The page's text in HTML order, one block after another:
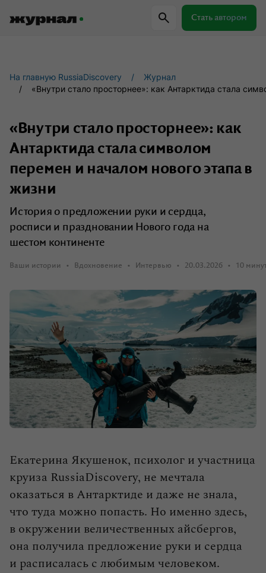
Стать автором
Журнал RussiaDiscovery
Пишем о России, чтобы родная земля
Авторы
Сотрудничаем с мастерами слова,
Выбрать тур
На главную RussiaDiscovery
Журнал
«Внутри стало просторнее»: как Антарктида стала
«Внутри стало просторнее»: как
Антарктида стала символом
перемен и началом нового этапа в
жизни
История о предложении руки и сердца,
росписи и праздновании Нового года на
шестом континенте
Ваши истории Вдохновение Интервью 20.03.2026 10
Екатерина Якушенок, психолог и участница
круиза RussiaDiscovery, не мечтала
оказаться в Антарктиде и даже не знала,
что туда можно попасть. Но именно здесь,
в окружении величественных айсбергов,
она получила предложение руки и сердца
и расписалась с любимым человеком.